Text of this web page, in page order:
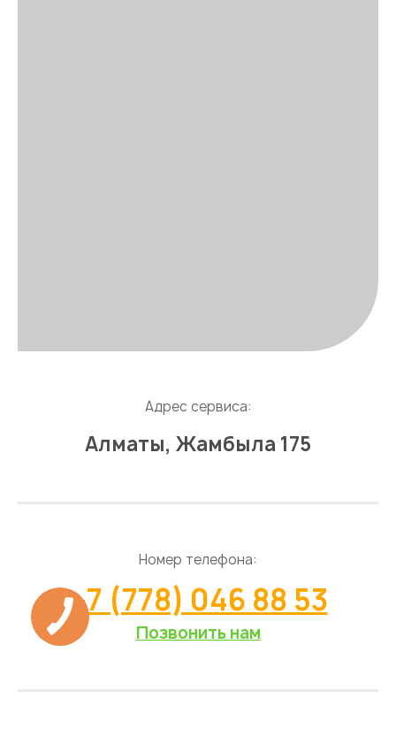
Адрес сервиса:
Алматы, Жамбыла 175
Номер телефона:
+7 (778) 046 88 53
Позвонить нам